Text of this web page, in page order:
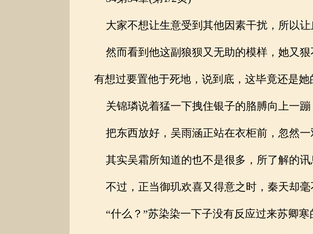
大家不想让生意受到其他因素干扰，所以让
然而看到他这副狼狈又无助的模样，她又
有想过要置他于死地，说到底，这毕竟还是她
关锦璘说着猛一下拽住银子的胳膊向上一蹦
把东西放好，吴雨涵正站在衣柜前，忽然一
其实吴霜所知道的也不是很多，所了解的讯
不过，正当御玑欢喜又得意之时，秦天却毫
“什么？”苏染染一下子没有反应过来苏卿寒